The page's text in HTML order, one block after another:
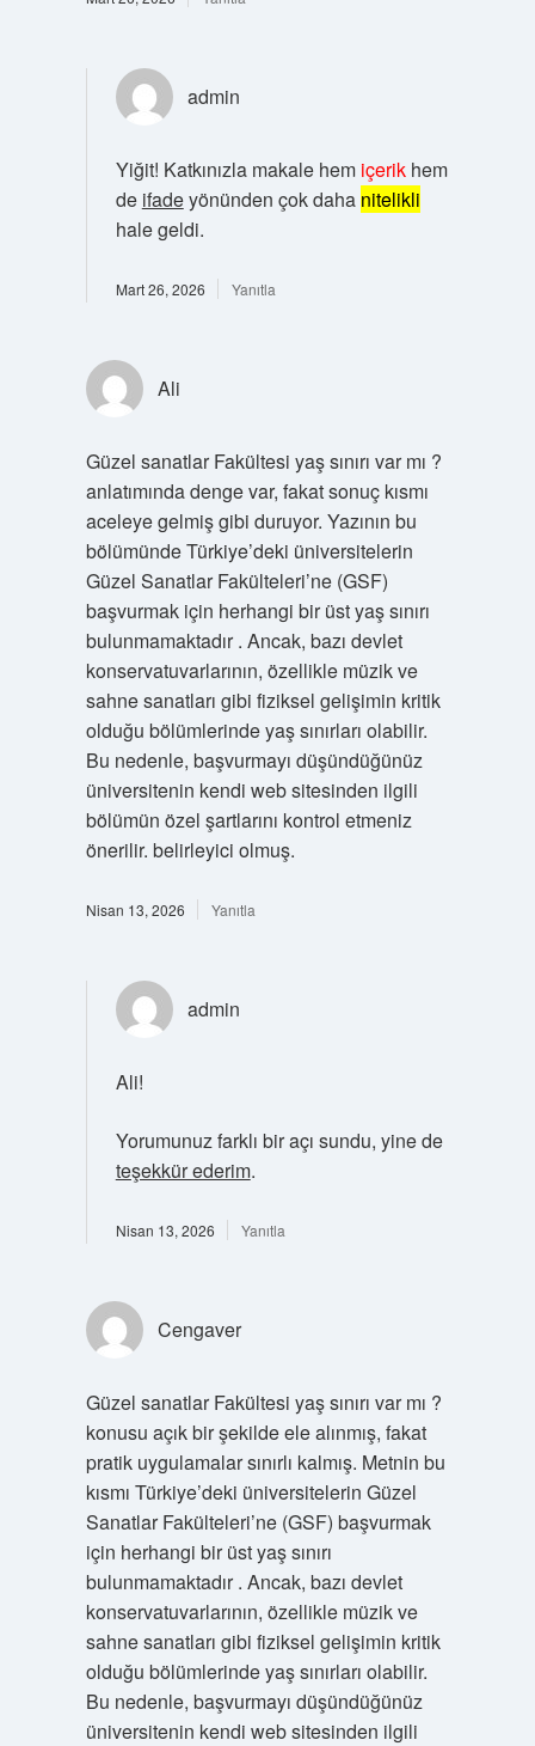
admin
Yiğit! Katkınızla makale hem içerikhem
de ifadeyönünden çok daha nitelikli
hale geldi.
Mart 26, 2026 Yanıtla
Ali
Güzel sanatlar Fakültesi yaş sınırı var mı ?
anlatımında denge var, fakat sonuç kısmı
aceleye gelmiş gibi duruyor. Yazının bu
bölümünde Türkiye’deki üniversitelerin
Güzel Sanatlar Fakülteleri’ne (GSF)
başvurmak için herhangi bir üst yaş sınırı
bulunmamaktadır . Ancak, bazı devlet
konservatuvarlarının, özellikle müzik ve
sahne sanatları gibi fiziksel gelişimin kritik
olduğu bölümlerinde yaş sınırları olabilir.
Bu nedenle, başvurmayı düşündüğünüz
üniversitenin kendi web sitesinden ilgili
bölümün özel şartlarını kontrol etmeniz
önerilir. belirleyici olmuş.
Nisan 13, 2026 Yanıtla
admin
Ali!
Yorumunuz farklı bir açı sundu, yine de
teşekkür ederim.
Nisan 13, 2026 Yanıtla
Cengaver
Güzel sanatlar Fakültesi yaş sınırı var mı ?
konusu açık bir şekilde ele alınmış, fakat
pratik uygulamalar sınırlı kalmış. Metnin bu
kısmı Türkiye’deki üniversitelerin Güzel
Sanatlar Fakülteleri’ne (GSF) başvurmak
için herhangi bir üst yaş sınırı
bulunmamaktadır . Ancak, bazı devlet
konservatuvarlarının, özellikle müzik ve
sahne sanatları gibi fiziksel gelişimin kritik
olduğu bölümlerinde yaş sınırları olabilir.
Bu nedenle, başvurmayı düşündüğünüz
üniversitenin kendi web sitesinden ilgili